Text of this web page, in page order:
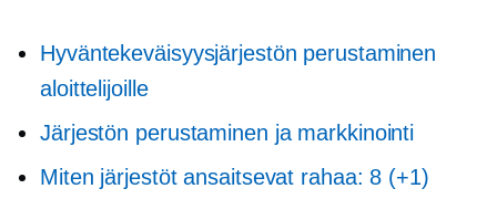
Hyväntekeväisyysjärjestön perustaminen
aloittelijoille
Järjestön perustaminen ja markkinointi
Miten järjestöt ansaitsevat rahaa: 8 (+1)